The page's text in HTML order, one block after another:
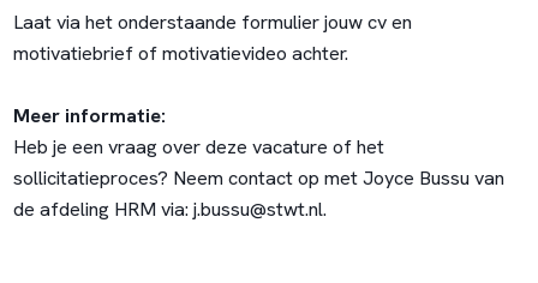
Laat via het onderstaande formulier jouw cv en
motivatiebrief of motivatievideo achter.
Meer informatie:
Heb je een vraag over deze vacature of het
sollicitatieproces? Neem contact op met Joyce Bussu van
de afdeling HRM via: j.bussu@stwt.nl.